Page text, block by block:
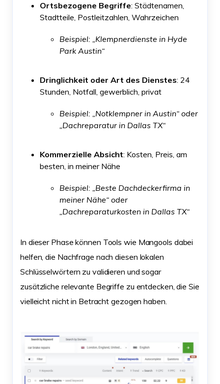
Ortsbezogene Begriffe: Städtenamen,
Stadtteile, Postleitzahlen, Wahrzeichen
Beispiel: „Klempnerdienste in Hyde
Park Austin“
Dringlichkeit oder Art des Dienstes: 24
Stunden, Notfall, gewerblich, privat
Beispiel: „Notklempner in Austin“ oder
„Dachreparatur in Dallas TX“
Kommerzielle Absicht: Kosten, Preis, am
besten, in meiner Nähe
Beispiel: „Beste Dachdeckerfirma in
meiner Nähe“ oder
„Dachreparaturkosten in Dallas TX“
In dieser Phase können Tools wie Mangools dabei
helfen, die Nachfrage nach diesen lokalen
Schlüsselwörtern zu validieren und sogar
zusätzliche relevante Begriffe zu entdecken, die Sie
vielleicht nicht in Betracht gezogen haben.